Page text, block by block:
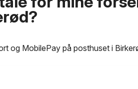
og MobilePay på posthuset i